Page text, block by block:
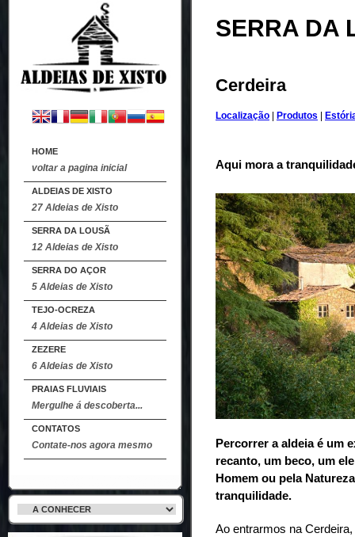
HOME
voltar a pagina inicial
ALDEIAS DE XISTO
27 Aldeias de Xisto
SERRA DA LOUSÃ
12 Aldeias de Xisto
SERRA DO AÇOR
5 Aldeias de Xisto
TEJO-OCREZA
4 Aldeias de Xisto
ZEZERE
6 Aldeias de Xisto
PRAIAS FLUVIAIS
Mergulhe á descoberta...
CONTATOS
Contate-nos agora mesmo
SERRA DA
Cerdeira
Localização Produtos
Aqui mora a
Percorrer a aldeia é um
recanto, um beco, um
Homem ou pela
tranquilidade.
Ao entrarmos na